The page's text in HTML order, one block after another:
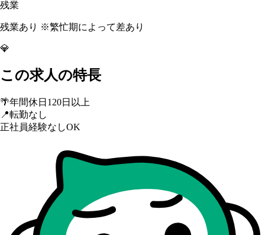
残業
残業あり ※繁忙期によって差あり
💎
この求人の特長
🌴年間休日120日以上
📍転勤なし
正社員経験なしOK